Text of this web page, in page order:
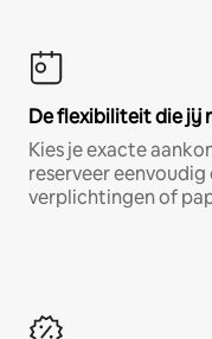
De flexibiliteit die jij
Kies je exacte
reserveer
verplichtingen of